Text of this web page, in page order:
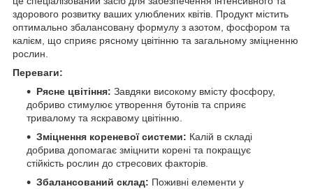
здорового розвитку ваших улюблених квітів. Продукт містить
оптимально збалансовану формулу з азотом, фосфором та
калієм, що сприяє рясному цвітінню та загальному зміцненню
рослин.
Переваги:
Рясне цвітіння: Завдяки високому вмісту фосфору,
добриво стимулює утворення бутонів та сприяє
тривалому та яскравому цвітінню.
Зміцнення кореневої системи: Калій в складі
добрива допомагає зміцнити корені та покращує
стійкість рослин до стресових факторів.
Збалансований склад: Поживні елементи у